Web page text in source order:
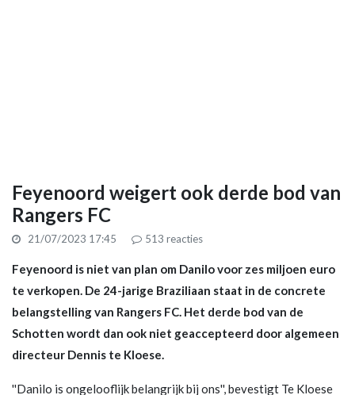
Feyenoord weigert ook derde bod van
Rangers FC
21/07/2023 17:45 513 reacties
Feyenoord is niet van plan om Danilo voor zes miljoen euro
te verkopen. De 24-jarige Braziliaan staat in de concrete
belangstelling van Rangers FC. Het derde bod van de
Schotten wordt dan ook niet geaccepteerd door algemeen
directeur Dennis te Kloese.
''Danilo is ongelooflijk belangrijk bij ons'', bevestigt Te Kloese